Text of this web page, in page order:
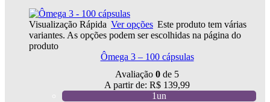
Visualização Rápida Ver opções Este produto tem várias
variantes. As opções podem ser escolhidas na página do
produto
Ômega 3 – 100 cápsulas
Avaliação 0 de 5
A partir de: R$ 139,99
1un